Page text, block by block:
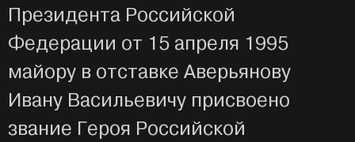
Президента Российской
Федерации от 15 апреля 1995
майору в отставке Аверьянову
Ивану Васильевичу присвоено
звание Героя Российской